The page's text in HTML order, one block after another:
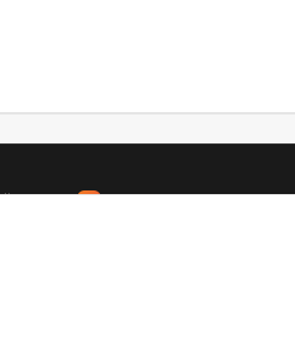
na
Eshop-rychle.cz